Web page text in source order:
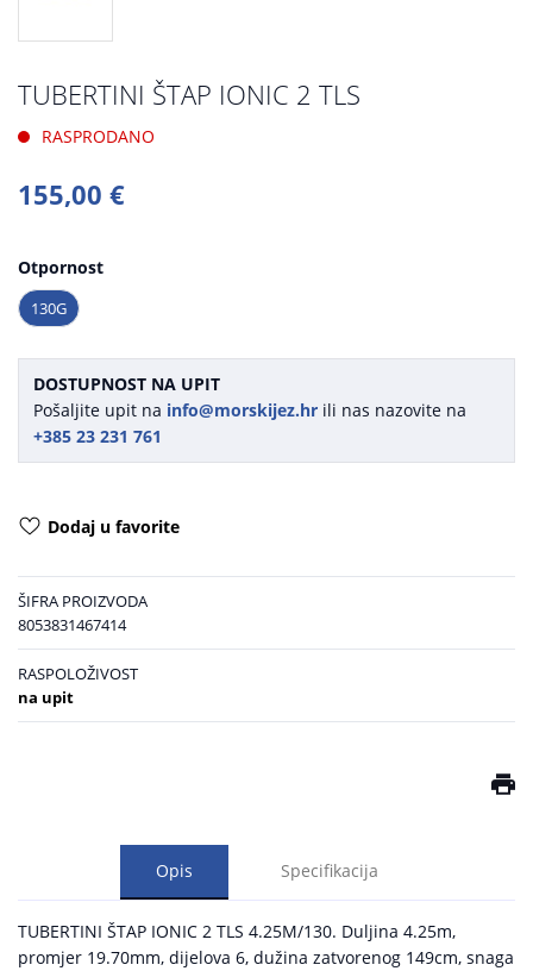
TUBERTINI ŠTAP IONIC 2 TLS
RASPRODANO
155,00 €
Otpornost
130G
DOSTUPNOST NA UPIT
Pošaljite upit na info@morskijez.hr ili nas nazovite na
+385 23 231 761
Dodaj u favorite
ŠIFRA PROIZVODA
8053831467414
RASPOLOŽIVOST
na upit
Opis Specifikacija
TUBERTINI ŠTAP IONIC 2 TLS 4.25M/130. Duljina 4.25m,
promjer 19.70mm, dijelova 6, dužina zatvorenog 149cm, snaga